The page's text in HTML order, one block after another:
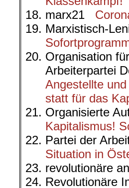
marx21
Marxistisch-
Organisation
Arbeiterpartei
Angestellte
statt für das
Organisierte
Kapitalismus!
Partei der
Situation in
revolutionäre
Revolutionäre